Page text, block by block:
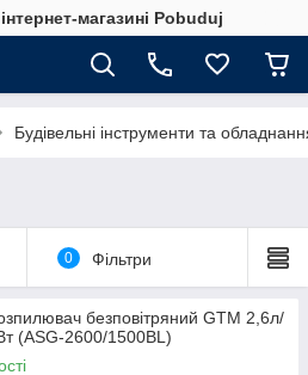
магазині Pobuduj
Будівельні інструменти та
0 Фільтри
безповітряний GTM 2,6л/
(ASG-2600/1500BL)